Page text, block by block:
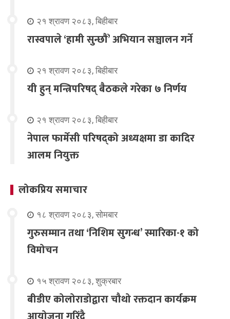
२१ श्रावण २०८३, बिहीबार
रास्वपाले ‘हामी सुन्छौँ’ अभियान सञ्चालन गर्ने
२१ श्रावण २०८३, बिहीबार
यी हुन् मन्त्रिपरिषद् बैठकले गरेका ७ निर्णय
२१ श्रावण २०८३, बिहीबार
नेपाल फार्मेसी परिषद्को अध्यक्षमा डा कादिर
आलम नियुक्त
लोकप्रिय समाचार
१८ श्रावण २०८३, सोमबार
गुरुसम्मान तथा ‘निशिम सुगन्ध’ स्मारिका-१ को
विमोचन
१५ श्रावण २०८३, शुक्रबार
बीडीए कोलोराडोद्वारा चौथो रक्तदान कार्यक्रम